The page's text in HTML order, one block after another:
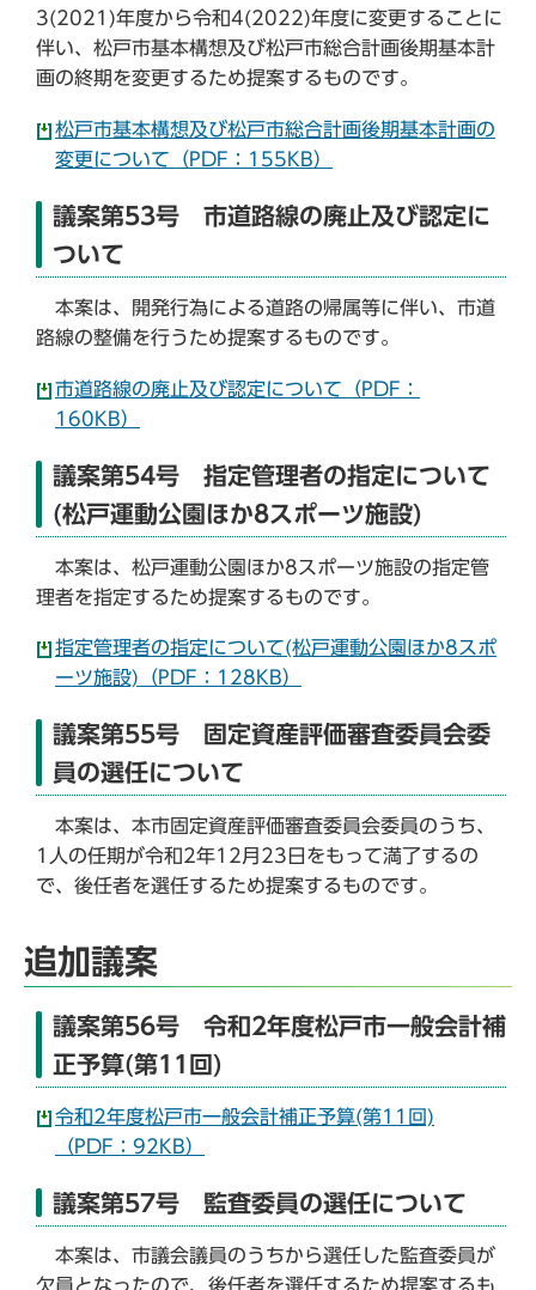
3(2021)年度から令和4(2022)年度に変更することに
伴い、松戸市基本構想及び松戸市総合計画後期基本計
画の終期を変更するため提案するものです。
松戸市基本構想及び松戸市総合計画後期基本計画の
変更について（PDF：155KB）
議案第53号 市道路線の廃止及び認定に
ついて
本案は、開発行為による道路の帰属等に伴い、市道
路線の整備を行うため提案するものです。
市道路線の廃止及び認定について（PDF：
160KB）
議案第54号 指定管理者の指定について
(松戸運動公園ほか8スポーツ施設)
本案は、松戸運動公園ほか8スポーツ施設の指定管
理者を指定するため提案するものです。
指定管理者の指定について(松戸運動公園ほか8スポ
ーツ施設)（PDF：128KB）
議案第55号 固定資産評価審査委員会委
員の選任について
本案は、本市固定資産評価審査委員会委員のうち、
1人の任期が令和2年12月23日をもって満了するの
で、後任者を選任するため提案するものです。
追加議案
議案第56号 令和2年度松戸市一般会計補
正予算(第11回)
令和2年度松戸市一般会計補正予算(第11回)
（PDF：92KB）
議案第57号 監査委員の選任について
本案は、市議会議員のうちから選任した監査委員が
欠員となったので、後任者を選任するため提案するも